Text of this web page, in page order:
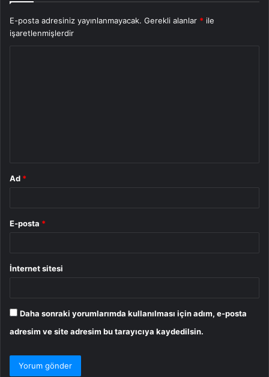
E-posta adresiniz yayınlanmayacak. Gerekli alanlar * ile
işaretlenmişlerdir
Ad *
E-posta *
İnternet sitesi
Daha sonraki yorumlarımda kullanılması için adım, e-posta
adresim ve site adresim bu tarayıcıya kaydedilsin.